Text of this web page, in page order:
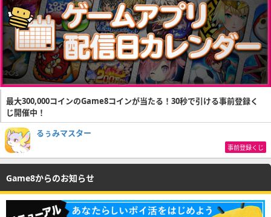
最大300,000コインのGame8コインが当たる！30秒で引ける事前登録く
じ開催中！
るぅみマスター
事前登録くじ
Game8からのお知らせ